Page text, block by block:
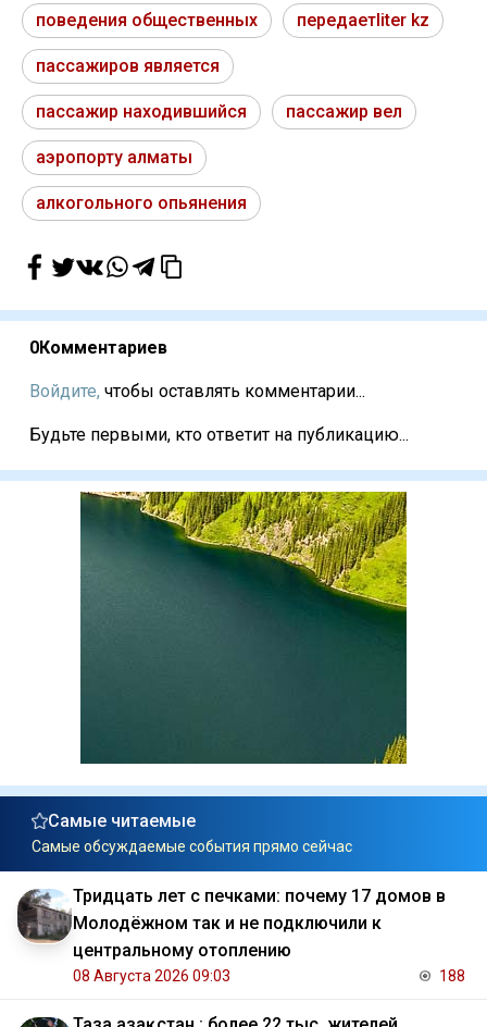
поведения общественных передаетliter kz
пассажиров является
пассажир находившийся пассажир вел
аэропорту алматы
алкогольного опьянения
0Комментариев
Войдите, чтобы оставлять комментарии...
Будьте первыми, кто ответит на публикацию...
Самые читаемые
Самые обсуждаемые события прямо сейчас
Тридцать лет с печками: почему 17 домов в
Молодёжном так и не подключили к
центральному отоплению
08 Августа 2026 09:03 188